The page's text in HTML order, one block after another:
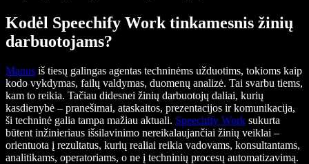
Kodėl Speechify Work tinkamesnis žinių
darbuotojams?
Manus iš tiesų galingas agentas techninėms užduotims, tokioms kaip
kodo vykdymas, failų valdymas, duomenų analizė. Tai svarbu tiems,
kam to reikia. Tačiau didesnei žinių darbuotojų daliai, kurių
kasdienybė – pranešimai, ataskaitos, prezentacijos ir komunikacija,
ši techninė galia tampa mažiau aktuali. Speechify Work sukurta
būtent inžinieriaus išsilavinimo nereikalaujančiai žinių veiklai –
orientuota į rezultatus, kurių realiai reikia vadovams, konsultantams,
analitikams, operatoriams, o ne į techninių procesų automatizavimą.